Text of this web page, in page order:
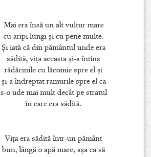
Mai era însă un alt vultur mare
cu aripi lungi şi cu pene multe.
Şi iată că din pământul unde era
sădită, viţa aceasta şi-a întins
rădăcinile cu lăcomie spre el şi
şi-a îndreptat ramurile spre el ca
s-o ude mai mult decât pe stratul
în care era sădită.
Viţa era sădită într-un pământ
bun, lângă o apă mare, aşa ca să